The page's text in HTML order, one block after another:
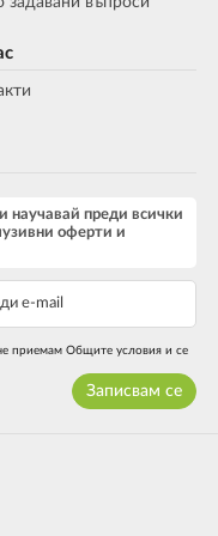
преди всички
оферти и
приемам Общите условия и се
Записвам се